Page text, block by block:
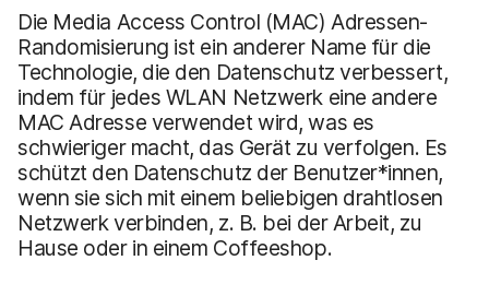
Die Media Access Control (MAC) Adressen-
Randomisierung ist ein anderer Name für die
Technologie, die den Datenschutz verbessert,
indem für jedes WLAN Netzwerk eine andere
MAC Adresse verwendet wird, was es
schwieriger macht, das Gerät zu verfolgen. Es
schützt den Datenschutz der Benutzer*innen,
wenn sie sich mit einem beliebigen drahtlosen
Netzwerk verbinden, z. B. bei der Arbeit, zu
Hause oder in einem Coffeeshop.